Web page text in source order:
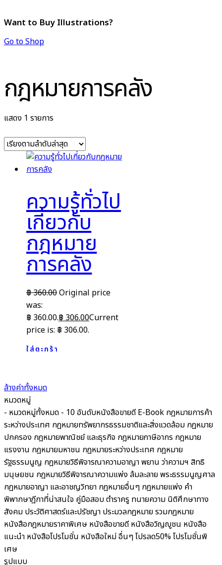
Want to Buy Illustrations?
Go to Shop
กฎหมายการคลัง
แสดง 1 รายการ
ความรู้ทั่วไป
เกี่ยวกับ
กฎหมาย
การคลัง
฿360.00Original price
was:
฿ 360.00.฿306.00Current
price is: ฿ 306.00.
ใส่ตะกร้า
ล้างค่าทั้งหมด
หมวดหมู่
- หมวดหมู่ทั้งหมด - 10 อันดับหนังสือขายดี E-Book กฎหมายการค้า
ระหว่างประเทศ กฎหมายทรัพยากรธรรมชาติและสิ่งแวดล้อม กฎหมาย
ปกครอง กฎหมายพาณิชย์ และธุรกิจ กฎหมายภาษีอากร กฎหมาย
แรงงาน กฎหมายมหาชน กฎหมายระหว่างประเทศ กฎหมาย
รัฐธรรมนูญ กฎหมายวิธีพิจารณาความอาญา พยาน ว่าความฯ สิทธิ
มนุษยชน กฎหมายวิธีพิจารณาความแพ่ง ล้มละลาย พระธรรมนูญศาล
กฎหมายอาญา และอาชญวิทยา กฎหมายอื่นๆ กฎหมายแพ่ง คำ
พิพากษาฎีกาที่น่าสนใจ คู่มือสอบตำราครู ทนายความ นิติศึกษาทาง
สังคม ประวัติศาสตร์และปรัชญา ประมวลกฎหมาย รวมกฎหมาย
หนังสือกฎหมายราคาพิเศษ หนังสือขายดี หนังสือวิญญูชน หนังสือ
แนะนำ หนังสือโปรโมชั่น หนังสือใหม่อื่นๆโปรลด50%โปรโมชั่นพิ
เศษ
รูปแบบ